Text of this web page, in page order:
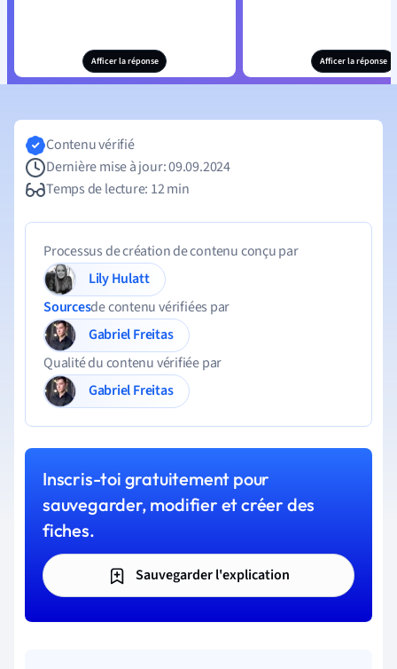
Afficer la réponse Afficer la réponse
Contenu vérifié
Dernière mise à jour: 09.09.2024
Temps de lecture: 12 min
Processus de création de contenu conçu par
Lily Hulatt
Sourcesde contenu vérifiées par
Gabriel Freitas
Qualité du contenu vérifiée par
Gabriel Freitas
Inscris-toi gratuitement pour
sauvegarder, modifier et créer des
fiches.
Sauvegarder l'explication